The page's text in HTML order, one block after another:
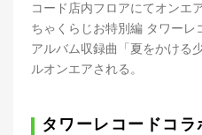
コード店内フロアにてオンエ
ちゃくらじお特別編 タワーレ
アルバム収録曲「夏をかける
ルオンエアされる。
タワーレコードコ